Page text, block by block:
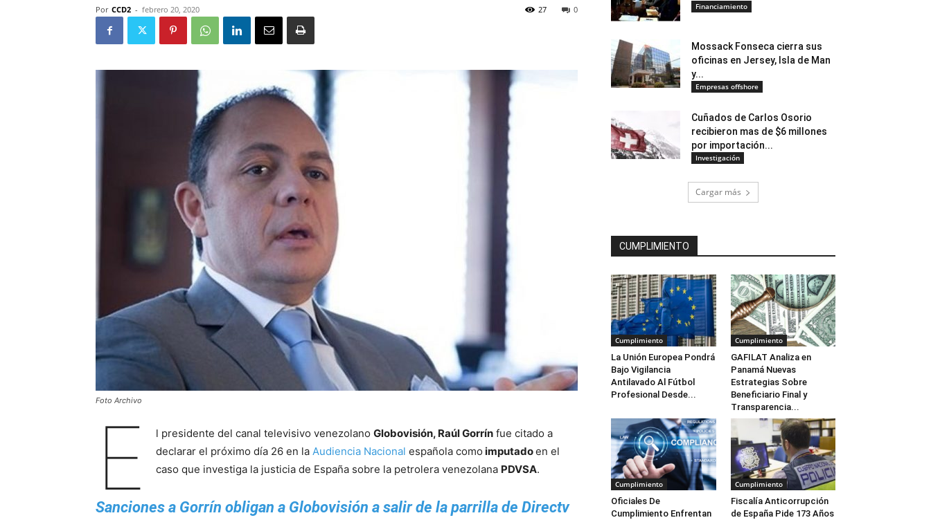
Por CCD2 - febrero 20, 2020 0
27
Foto Archivo
E l presidente del canal televisivo venezolano Globovisión, Raúl Gorrínfue citado a
declarar el próximo día 26 en la Audiencia Nacional española como imputadoen el
caso que investiga la justicia de España sobre la petrolera venezolana PDVSA.
Sanciones a Gorrín obligan a Globovisión a salir de la parrilla de Directv
Financiamiento
Mossack Fonseca cierra sus
oficinas en Jersey, Isla de Man
y...
Empresas offshore
Cuñados de Carlos Osorio
recibieron mas de $6 millones
por importación...
Investigación
Cargar más
CUMPLIMIENTO
Cumplimiento
La Unión Europea Pondrá
Bajo Vigilancia
Antilavado Al Fútbol
Profesional Desde...
Cumplimiento
GAFILAT Analiza en
Panamá Nuevas
Estrategias Sobre
Beneficiario Final y
Transparencia...
Cumplimiento
Oficiales De
Cumplimiento Enfrentan
Cumplimiento
Fiscalía Anticorrupción
de España Pide 173 Años